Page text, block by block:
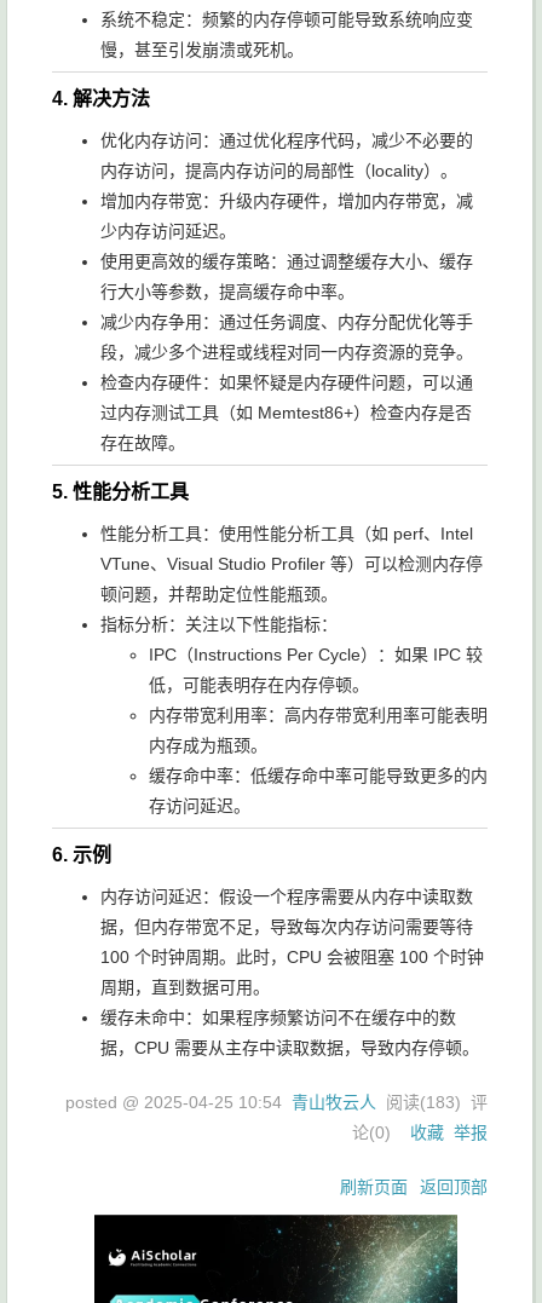
系统不稳定：频繁的内存停顿可能导致系统响应变
慢，甚至引发崩溃或死机。
4. 解决方法
优化内存访问：通过优化程序代码，减少不必要的
内存访问，提高内存访问的局部性（locality）。
增加内存带宽：升级内存硬件，增加内存带宽，减
少内存访问延迟。
使用更高效的缓存策略：通过调整缓存大小、缓存
行大小等参数，提高缓存命中率。
减少内存争用：通过任务调度、内存分配优化等手
段，减少多个进程或线程对同一内存资源的竞争。
检查内存硬件：如果怀疑是内存硬件问题，可以通
过内存测试工具（如 Memtest86+）检查内存是否
存在故障。
5. 性能分析工具
性能分析工具：使用性能分析工具（如 perf、 Intel
VTune、 Visual Studio Profiler 等）可以检测内存停
顿问题，并帮助定位性能瓶颈。
指标分析：关注以下性能指标：
IPC（Instructions Per Cycle）：如果 IPC 较
低，可能表明存在内存停顿。
内存带宽利用率：高内存带宽利用率可能表明
内存成为瓶颈。
缓存命中率：低缓存命中率可能导致更多的内
存访问延迟。
6. 示例
内存访问延迟：假设一个程序需要从内存中读取数
据，但内存带宽不足，导致每次内存访问需要等待
100 个时钟周期。此时，CPU 会被阻塞 100 个时钟
周期，直到数据可用。
缓存未命中：如果程序频繁访问不在缓存中的数
据，CPU 需要从主存中读取数据，导致内存停顿。
posted @ 2025-04-25 10:54 青山牧云人 阅读(183) 评
论(0) 收藏 举报
刷新页面 返回顶部